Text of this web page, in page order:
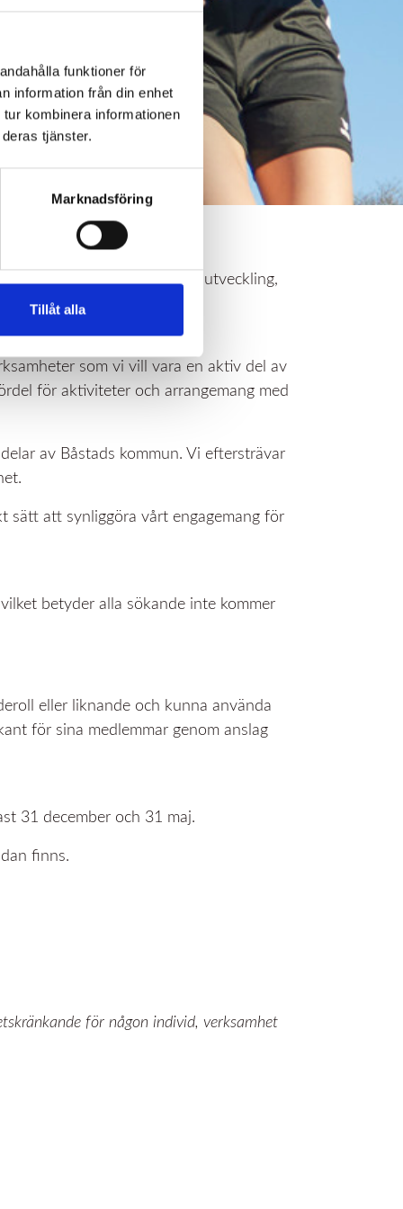
funktioner för
information från din enhet
kombinera informationen
tjänster.
Marknadsföring
Tillåt alla
syftar till att främja samhällsutveckling,
som vi vill vara en aktiv del av
för aktiviteter och arrangemang med
av Båstads kommun. Vi eftersträvar
sätt att synliggöra vårt engagemang för
betyder alla sökande inte kommer
eller liknande och kunna använda
för sina medlemmar genom anslag
31 december och 31 maj.
finns.
för någon individ, verksamhet